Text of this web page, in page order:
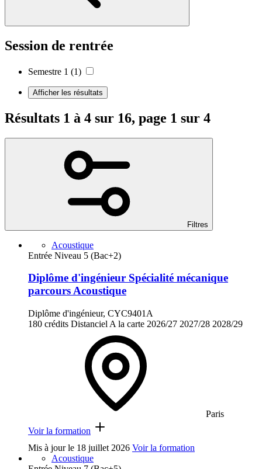
Session de rentrée
Semestre 1 (1)
Afficher les résultats
Résultats 1 à 4 sur 16, page 1 sur 4
Filtres
Acoustique
Entrée Niveau 5 (Bac+2)
Diplôme d'ingénieur Spécialité mécanique
parcours Acoustique
Diplôme d'ingénieur, CYC9401A
180 crédits Distanciel A la carte 2026/27 2027/28 2028/29
Paris
Voir la formation
Mis à jour le 18 juillet 2026 Voir la formation
Acoustique